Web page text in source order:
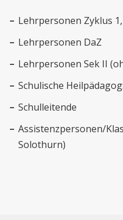
Lehrpersonen Zyklus
Lehrpersonen DaZ
Lehrpersonen Sek II
Schulische
Schulleitende
Assistenzpersonen/
Solothurn)